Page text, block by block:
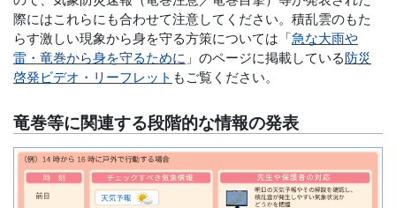
際にはこれらにも合わせて注意してください。積乱雲のもた
らす激しい現象から身を守る方策については「急な大雨や
雷・竜巻から身を守るために 」のページに掲載している防災
啓発ビデオ・リーフレット もご覧ください。
竜巻等に関連する段階的な情報の発表